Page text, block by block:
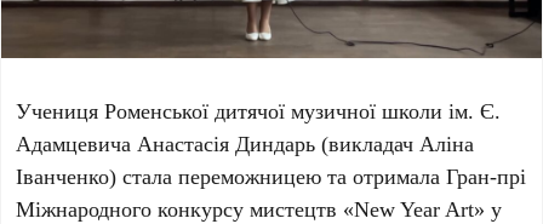
Учениця Роменської дитячої музичної школи ім. Є.
Адамцевича Анастасія Диндарь (викладач Аліна
Іванченко) стала переможницею та отримала Гран-прі
Міжнародного конкурсу мистецтв «New Year Art» у